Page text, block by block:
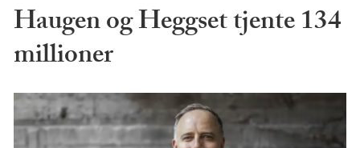
Haugen og Heggset tjente 134
millioner